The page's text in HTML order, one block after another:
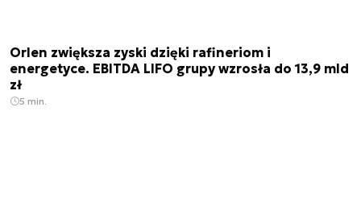
Orlen zwiększa zyski dzięki rafineriom i
energetyce. EBITDA LIFO grupy wzrosła do 13,9 mld
zł
5 min.